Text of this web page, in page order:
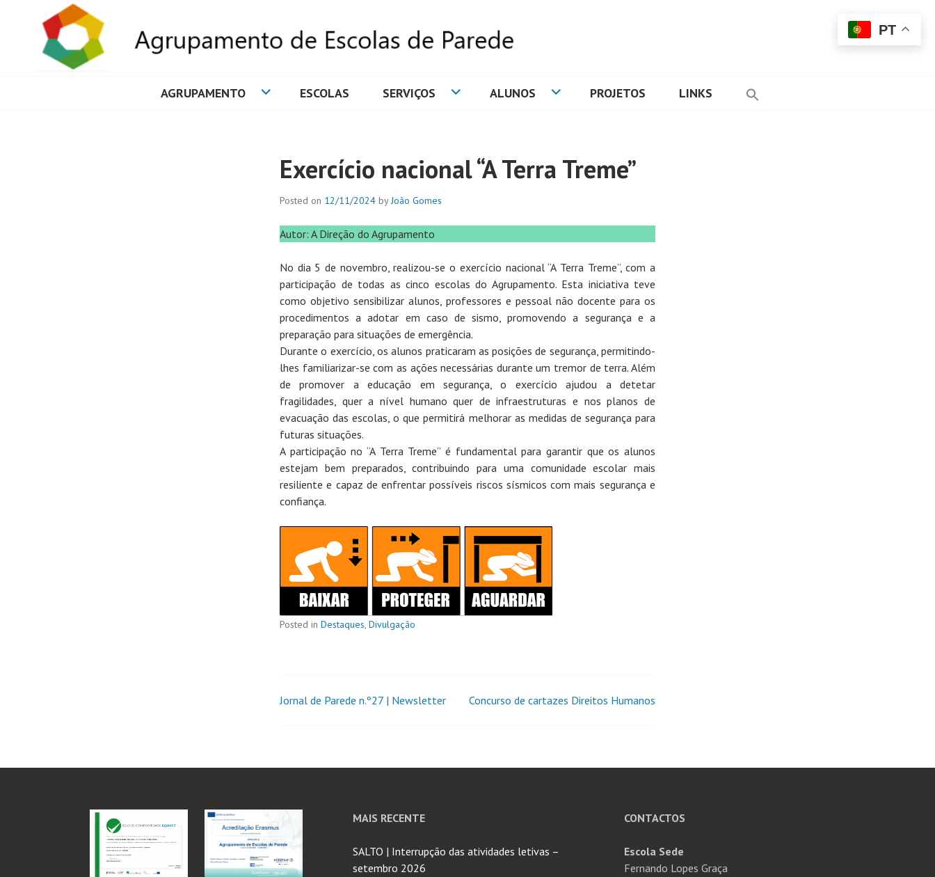
AGRUPAMENTO ESCOLAS SERVIÇOS ALUNOS PROJETOS LINKS
Exercício nacional “A Terra Treme”
Posted on 12/11/2024 byJoão Gomes
Autor: A Direção do Agrupamento
No dia 5 de novembro, realizou-se o exercício nacional “A Terra Treme”, com a
participação de todas as cinco escolas do Agrupamento. Esta iniciativa teve
como objetivo sensibilizar alunos, professores e pessoal não docente para os
procedimentos a adotar em caso de sismo, promovendo a segurança e a
preparação para situações de emergência.
Durante o exercício, os alunos praticaram as posições de segurança, permitindo-
lhes familiarizar-se com as ações necessárias durante um tremor de terra. Além
de promover a educação em segurança, o exercício ajudou a detetar
fragilidades, quer a nível humano quer de infraestruturas e nos planos de
evacuação das escolas, o que permitirá melhorar as medidas de segurança para
futuras situações.
A participação no “A Terra Treme” é fundamental para garantir que os alunos
estejam bem preparados, contribuindo para uma comunidade escolar mais
resiliente e capaz de enfrentar possíveis riscos sísmicos com mais segurança e
confiança.
Posted in Destaques, Divulgação
Jornal de Parede n.º27 | Newsletter Concurso de cartazes Direitos Humanos
MAIS RECENTE
SALTO | Interrupção das atividades letivas –
setembro 2026
CONTACTOS
Escola Sede
Fernando Lopes Graça
PT